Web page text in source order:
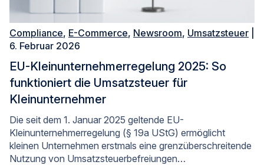
Compliance, E-Commerce, Newsroom, Umsatzsteuer
6. Februar 2026
EU-Kleinunternehmerregelung 2025: So
funktioniert die Umsatzsteuer für
Kleinunternehmer
Die seit dem 1. Januar 2025 geltende EU-
Kleinunternehmerregelung (§ 19a UStG) ermöglicht
kleinen Unternehmen erstmals eine grenzüberschreitende
Nutzung von Umsatzsteuerbefreiungen…